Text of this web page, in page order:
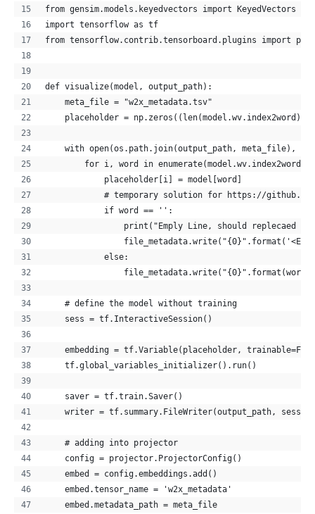
from gensim.models.keyedvectors import KeyedVectors
import tensorflow as tf
from tensorflow.contrib.tensorboard.plugins import
def visualize(model, output_path):
    meta_file = "w2x_metadata.tsv"
placeholder = np.zeros((len(model.wv.index2word),
with open(os.path.join(output_path, meta_file),
        for i, word in enumerate(model.wv.index2word):
            placeholder[i] = model[word]
# temporary solution for https://
            if word == '':
print("Emply Line, should replecaed
            else:
    # define the model without training
    sess = tf.InteractiveSession()
embedding = tf.Variable(placeholder,
    tf.global_variables_initializer().run()
    saver = tf.train.Saver()
writer = tf.summary.FileWriter(output_path,
    # adding into projector
    config = projector.ProjectorConfig()
    embed = config.embeddings.add()
    embed.tensor_name = 'w2x_metadata'
    embed.metadata_path = meta_file